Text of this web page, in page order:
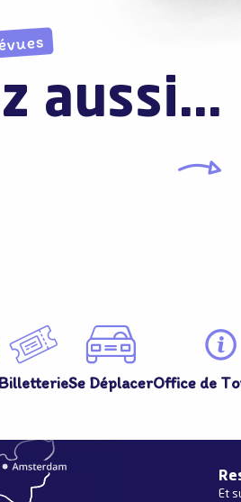
aussi...
Se DéplacerOffice de
Et